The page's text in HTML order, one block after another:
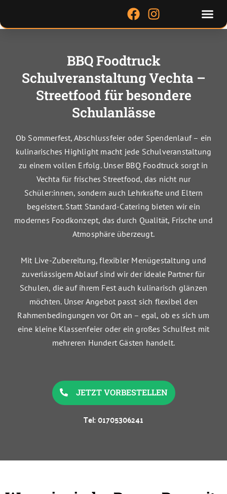
springen
F
a
b
o
o
k
I
n
t
a
g
r
a
m
BBQ Foodtruck
Schulveranstaltung Vechta –
Streetfood für besondere
Schulanlässe
Ob Sommerfest, Abschlussfeier oder Spendenlauf – ein
kulinarisches Highlight macht jede Schulveranstaltung
zu einem vollen Erfolg. Unser BBQ Foodtruck sorgt in
Vechta für frisches Streetfood, das nicht nur
Schüler:innen, sondern auch Lehrkräfte und Eltern
begeistert. Statt Standard-Catering bieten wir ein
modernes Foodkonzept, das durch Qualität, Frische und
Atmosphäre überzeugt.
Mit Live-Zubereitung, flexibler Menügestaltung und
zuverlässigem Ablauf sind wir der ideale Partner für
Schulen, die auf ihrem Fest auch kulinarisch glänzen
möchten. Unser Angebot passt sich flexibel den
Rahmenbedingungen vor Ort an – egal, ob es sich um
eine kleine Klassenfeier oder ein großes Schulfest mit
mehreren Hundert Gästen handelt.
JETZT VORBESTELLEN
Tel: 01705306241